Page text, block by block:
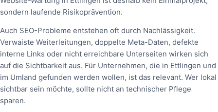
sondern laufende Risikoprävention.
Auch SEO-Probleme entstehen oft durch Nachlässigkeit.
Verwaiste Weiterleitungen, doppelte Meta-Daten, defekte
interne Links oder nicht erreichbare Unterseiten wirken sich
auf die Sichtbarkeit aus. Für Unternehmen, die in Ettlingen und
im Umland gefunden werden wollen, ist das relevant. Wer lokal
sichtbar sein möchte, sollte nicht an technischer Pflege
sparen.